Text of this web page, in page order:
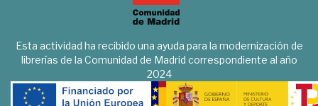
Esta actividad ha recibido una ayuda para la modernización de
librerías de la Comunidad de Madrid correspondiente al año
2024